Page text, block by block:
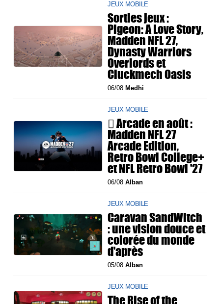
JEUX MOBILE
Sorties jeux :
Pigeon: A Love Story,
Madden NFL 27,
Dynasty Warriors
Overlords et
Cluckmech Oasis
06/08 Medhi
JEUX MOBILE
 Arcade en août :
Madden NFL 27
Arcade Edition,
Retro Bowl College+
et NFL Retro Bowl '27
06/08Alban
JEUX MOBILE
Caravan SandWitch
: une vision douce et
colorée du monde
d'après
05/08Alban
JEUX MOBILE
The Rise of the